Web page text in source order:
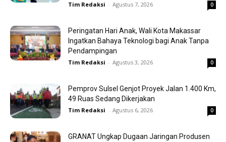
Tim Redaksi - Agustus 7, 2026 0
Peringatan Hari Anak, Wali Kota Makassar
Ingatkan Bahaya Teknologi bagi Anak Tanpa
Pendampingan
Tim Redaksi - Agustus 3, 2026 0
Pemprov Sulsel Genjot Proyek Jalan 1.400 Km,
49 Ruas Sedang Dikerjakan
Tim Redaksi - Agustus 6, 2026 0
GRANAT Ungkap Dugaan Jaringan Produsen